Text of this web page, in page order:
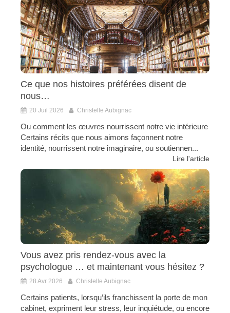
Ce que nos histoires préférées disent de
nous…
20 Juil 2026 Christelle Aubignac
Ou comment les œuvres nourrissent notre vie intérieure
Certains récits que nous aimons façonnent notre
identité, nourrissent notre imaginaire, ou soutiennen...
Lire l'article
Vous avez pris rendez-vous avec la
psychologue … et maintenant vous hésitez ?
28 Avr 2026 Christelle Aubignac
Certains patients, lorsqu’ils franchissent la porte de mon
cabinet, expriment leur stress, leur inquiétude, ou encore